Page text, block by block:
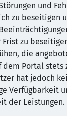
und
zu beseitigen
Frist zu
die
dem Portal stets
hat jedoch
Verfügbarkeit
der Leistungen.